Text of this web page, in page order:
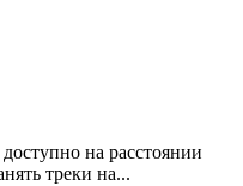
на расстоянии
треки на...